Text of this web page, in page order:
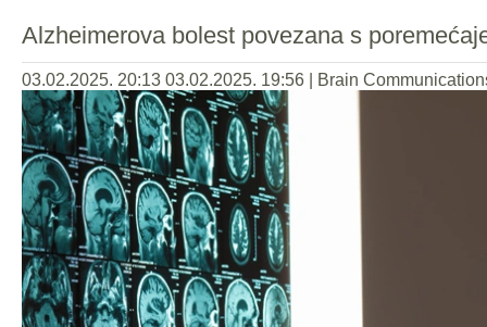
Alzheimerova bolest povezana s
03.02.2025. 20:13 03.02.2025. 19:56 Brain